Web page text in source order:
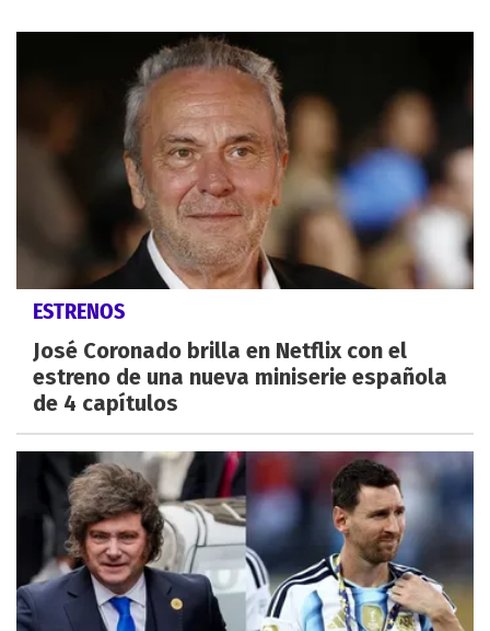
ESTRENOS
José Coronado brilla en Netflix con el
estreno de una nueva miniserie española
de 4 capítulos